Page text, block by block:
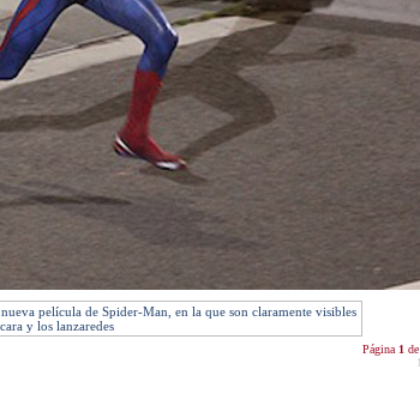
película de Spider-Man, en la que son claramente visibles
y los lanzaredes
Página 1 de
1